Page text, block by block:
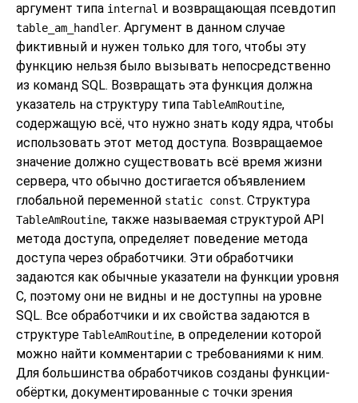
аргумент типа internal и возвращающая псевдотип
table_am_handler. Аргумент в данном случае
фиктивный и нужен только для того, чтобы эту
функцию нельзя было вызывать непосредственно
из команд SQL. Возвращать эта функция должна
указатель на структуру типа TableAmRoutine,
содержащую всё, что нужно знать коду ядра, чтобы
использовать этот метод доступа. Возвращаемое
значение должно существовать всё время жизни
сервера, что обычно достигается объявлением
глобальной переменной static const. Структура
TableAmRoutine, также называемая структурой API
метода доступа, определяет поведение метода
доступа через обработчики. Эти обработчики
задаются как обычные указатели на функции уровня
C, поэтому они не видны и не доступны на уровне
SQL. Все обработчики и их свойства задаются в
структуре TableAmRoutine, в определении которой
можно найти комментарии с требованиями к ним.
Для большинства обработчиков созданы функции-
обёртки, документированные с точки зрения